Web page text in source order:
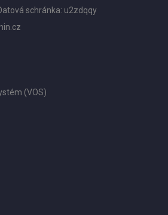
schránka: u2zdqqy
(VOS)